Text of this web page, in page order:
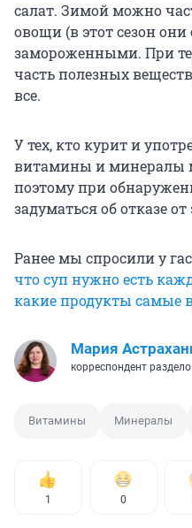
салат. Зимой можно
овощи (в этот сезон
замороженными. При
часть полезных
все.
У тех, кто курит и
витамины и минералы
поэтому при
задуматься об отказе
Ранее мы спросили у
что суп нужно есть
какие продукты самые
Мария
корреспондент
Витамины Минералы
1 0